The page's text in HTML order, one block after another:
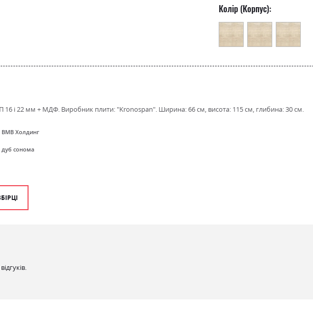
Колір (Корпус):
16 і 22 мм + МДФ. Виробник плити: "Kronospan". Ширина: 66 см, висота: 115 см, глибина: 30 см.
ВМВ Холдинг
дуб сонома
дуб сонома
мінімалізм, модерн